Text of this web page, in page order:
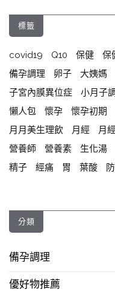
標籤
covid19 Q10 保健 保
備孕調理
卵子 大姨媽
子宮內膜異位症
小月子
懶人包
懷孕 懷孕初期
月月美生理飲
月經 月
營養師
營養素 生化湯
精子
經痛 胃 葉酸
分類
備孕調理
優好物推薦